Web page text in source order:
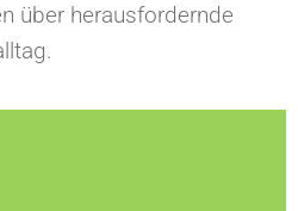
über herausfordernde